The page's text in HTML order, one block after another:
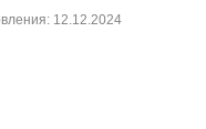
12.12.2024